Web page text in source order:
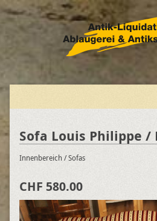
Sofa Louis Philippe /
Innenbereich / Sofas
CHF 580.00